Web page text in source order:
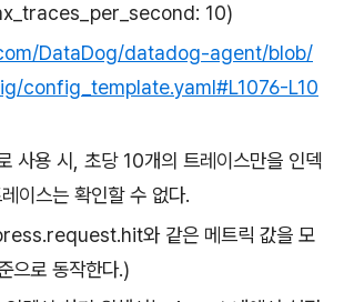
10)
DataDog/datadog-agent/blob/
config_template.yaml#L1076-L10
사용 시, 초당 10개의 트레이스만을 인덱
이스는 확인할 수 없다.
와 같은 메트릭 값을 모
으로 동작한다.)